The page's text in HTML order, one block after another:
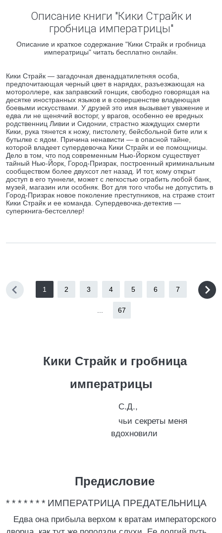
Описание книги "Кики Страйк и
гробница императрицы"
Описание и краткое содержание "Кики Страйк и гробница
императрицы" читать бесплатно онлайн.
Кики Страйк — загадочная двенадцатилетняя особа,
предпочитающая черный цвет в нарядах, разъезжающая на
мотороллере, как заправский гонщик, свободно говорящая на
десятке иностранных языков и в совершенстве владеющая
боевыми искусствами. У друзей это имя вызывает уважение и
едва ли не щенячий восторг, у врагов, особенно ее вредных
родственниц Ливии и Сидонии, страстно жаждущих смерти
Кики, рука тянется к ножу, пистолету, бейсбольной бите или к
бутылке с ядом. Причина ненависти — в опасной тайне,
которой владеет супердевочка Кики Страйк и ее помощницы.
Дело в том, что под современным Нью-Йорком существует
тайный Нью-Йорк, Город-Призрак, построенный криминальным
сообществом более двухсот лет назад. И тот, кому открыт
доступ в его туннели, может с легкостью ограбить любой банк,
музей, магазин или особняк. Вот для того чтобы не допустить в
Город-Призрак новое поколение преступников, на страже стоит
Кики Страйк и ее команда. Супердевочка-детектив —
суперкнига-бестселлер!
1 2 3 4 5 6 7
67
Кики Страйк и гробница
императрицы
С.Д.,
чьи секреты меня
вдохновили
Предисловие
* * * * * * * ИМПЕРАТРИЦА ПРЕДАТЕЛЬНИЦА
Едва она прибыла верхом к вратам императорского